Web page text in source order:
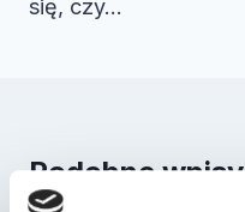
się, czy…
Podobne wpisy